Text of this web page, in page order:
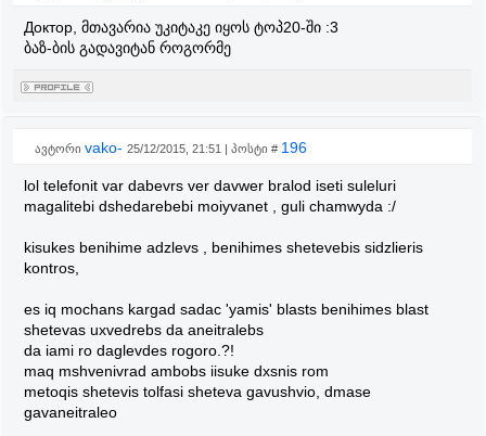
Доктор, მთავარია უკიტაკე იყოს ტოპ20-ში :3
ბაზ-ბის გადავიტან როგორმე
ავტორი vako- 25/12/2015, 21:51 | პოსტი # 196
lol telefonit var dabevrs ver davwer bralod iseti suleluri
magalitebi dshedarebebi moiyvanet , guli chamwyda :/
kisukes benihime adzlevs , benihimes shetevebis sidzlieris
kontros,
es iq mochans kargad sadac 'yamis' blasts benihimes blast
shetevas uxvedrebs da aneitralebs
da iami ro daglevdes rogoro.?!
maq mshvenivrad ambobs iisuke dxsnis rom
metoqis shetevis tolfasi sheteva gavushvio, dmase
gavaneitraleo